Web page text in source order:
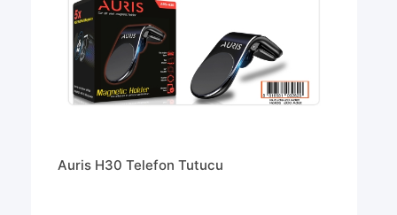
Auris H30 Telefon Tutucu